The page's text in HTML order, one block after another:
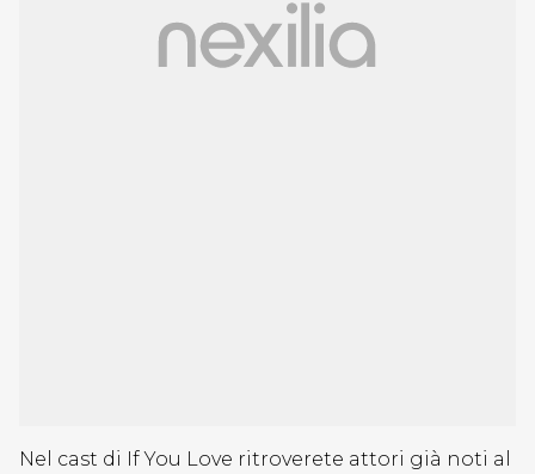
Nel cast di If You Love ritroverete attori già noti al